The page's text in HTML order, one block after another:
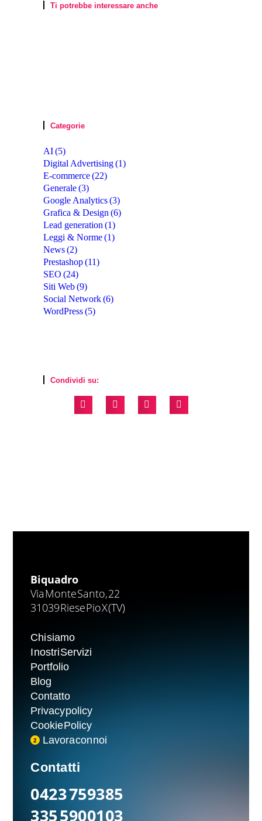
Ti potrebbe interessare anche
Categorie
AI(5)
Digital Advertising(1)
E-commerce(22)
Generale(3)
Google Analytics(3)
Grafica & Design (6)
Lead generation (1)
Leggi & Norme(1)
News(2)
Prestashop(11)
SEO (24)
Siti Web(9)
Social Network(6)
WordPress(5)
Condividi su:
Biquadro
Via Monte Santo, 22
31039 Riese Pio X (TV)
Chi siamo
I nostri Servizi
Portfolio
Blog
Contatto
Privacy policy
Cookie Policy
2 Lavora con noi
Contatti
0423 759385
335 5900103